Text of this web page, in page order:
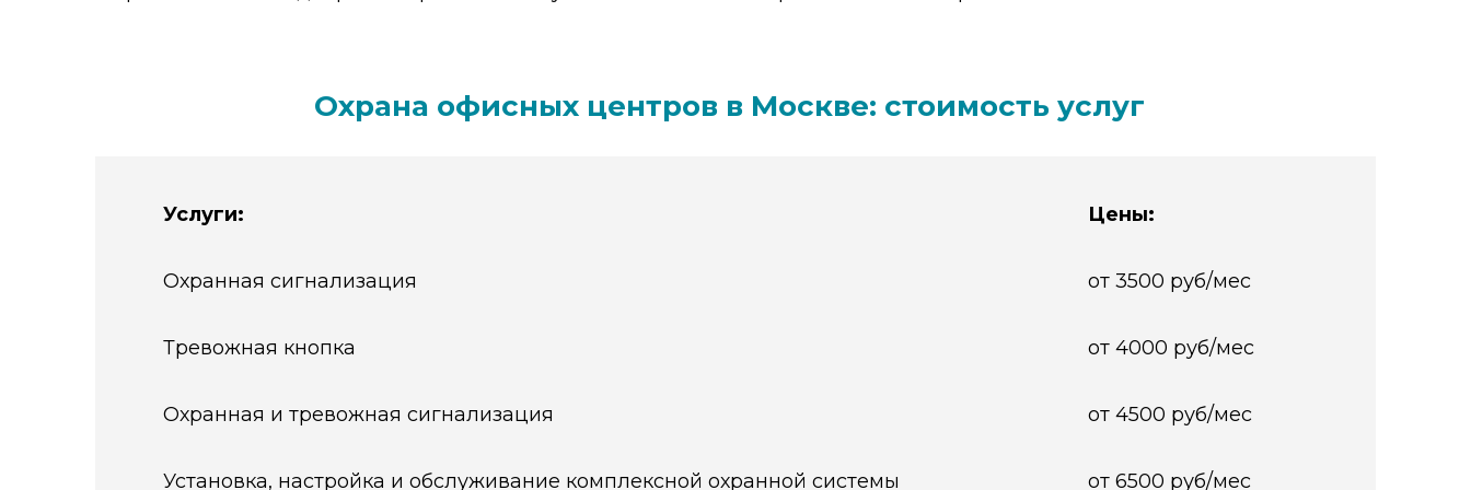
Охрана офисных центров в Москве: стоимость услуг
Услуги: Цены:
Охранная сигнализация от 3500 руб/мес
Тревожная кнопка от 4000 руб/мес
Охранная и тревожная сигнализация от 4500 руб/мес
Установка, настройка и обслуживание комплексной охранной системы от 6500 руб/мес